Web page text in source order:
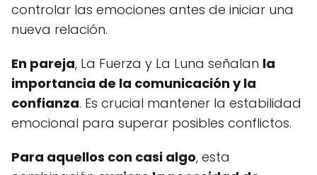
controlar las emociones antes de iniciar una
nueva relación.
En pareja, La Fuerza y La Luna señalan la
importancia de la comunicación y la
confianza. Es crucial mantener la estabilidad
emocional para superar posibles conflictos.
Para aquellos con casi algo, esta